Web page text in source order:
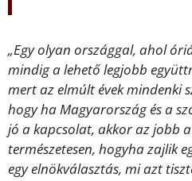
„Egy olyan országgal, ahol
mindig a lehető legjobb
mert az elmúlt évek mindenki
hogy ha Magyarország és a
jó a kapcsolat, akkor az jobb
természetesen, hogyha zajlik
egy elnökválasztás, mi azt